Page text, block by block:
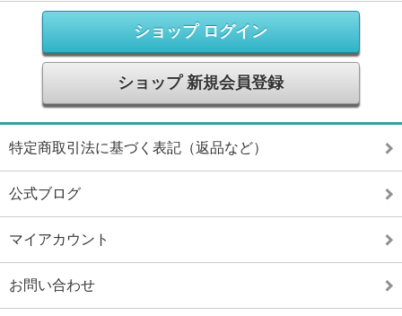
ショップ ログイン
ショップ 新規会員登録
特定商取引法に基づく表記（返品など）
公式ブログ
マイアカウント
お問い合わせ